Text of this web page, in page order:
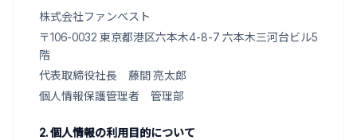
株式会社ファンベスト
〒106-0032 東京都港区六本木4-8-7 六本木三河台ビル5
階
代表取締役社長 藤間 亮太郎
個人情報保護管理者 管理部
2. 個人情報の利用目的について